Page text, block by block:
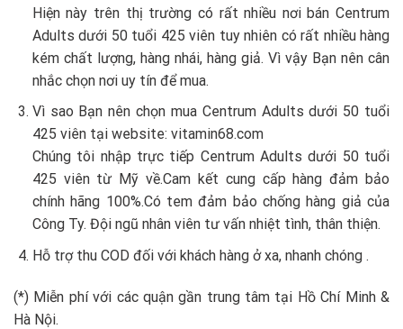
Hiện này trên thị trường có rất nhiều nơi bán Centrum
Adults dưới 50 tuổi 425 viên tuy nhiên có rất nhiều hàng
kém chất lượng, hàng nhái, hàng giả. Vì vậy Bạn nên cân
nhắc chọn nơi uy tín để mua.
Vì sao Bạn nên chọn mua Centrum Adults dưới 50 tuổi
425 viên tại website: vitamin68.com
Chúng tôi nhập trực tiếp Centrum Adults dưới 50 tuổi
425 viên từ Mỹ về.Cam kết cung cấp hàng đảm bảo
chính hãng 100%.Có tem đảm bảo chống hàng giả của
Công Ty. Đội ngũ nhân viên tư vấn nhiệt tình, thân thiện.
Hỗ trợ thu COD đối với khách hàng ở xa, nhanh chóng .
(*) Miễn phí với các quận gần trung tâm tại Hồ Chí Minh &
Hà Nội.